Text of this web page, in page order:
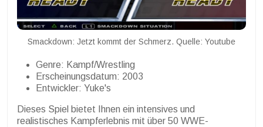
Smackdown: Jetzt kommt der Schmerz. Quelle: Youtube
Genre: Kampf/Wrestling
Erscheinungsdatum: 2003
Entwickler: Yuke's
Dieses Spiel bietet Ihnen ein intensives und
realistisches Kampferlebnis mit über 50 WWE-